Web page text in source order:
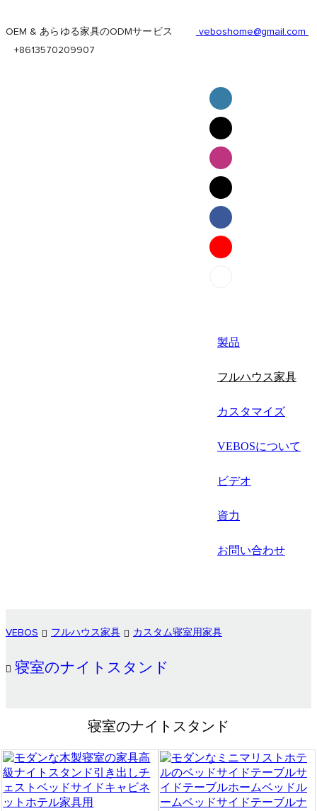
OEM & あらゆる家具のODMサービス
veboshome@gmail.com
+8613570209907
English
Pilipino
ภาษาไทย
русский
italiano
français
Español
製品
フルハウス家具
カスタマイズ
VEBOSについて
ビデオ
資力
お問い合わせ
VEBOS フルハウス家具 カスタム寝室用家具
寝室のナイトスタンド
寝室のナイトスタンド